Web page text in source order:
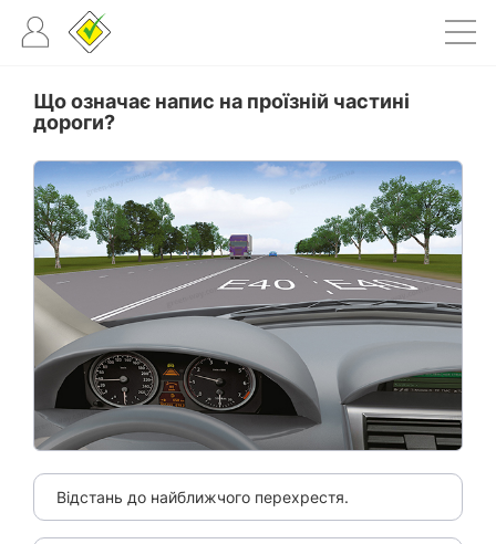
Що означає напис на проїзній частині
дороги?
Відстань до найближчого перехрестя.